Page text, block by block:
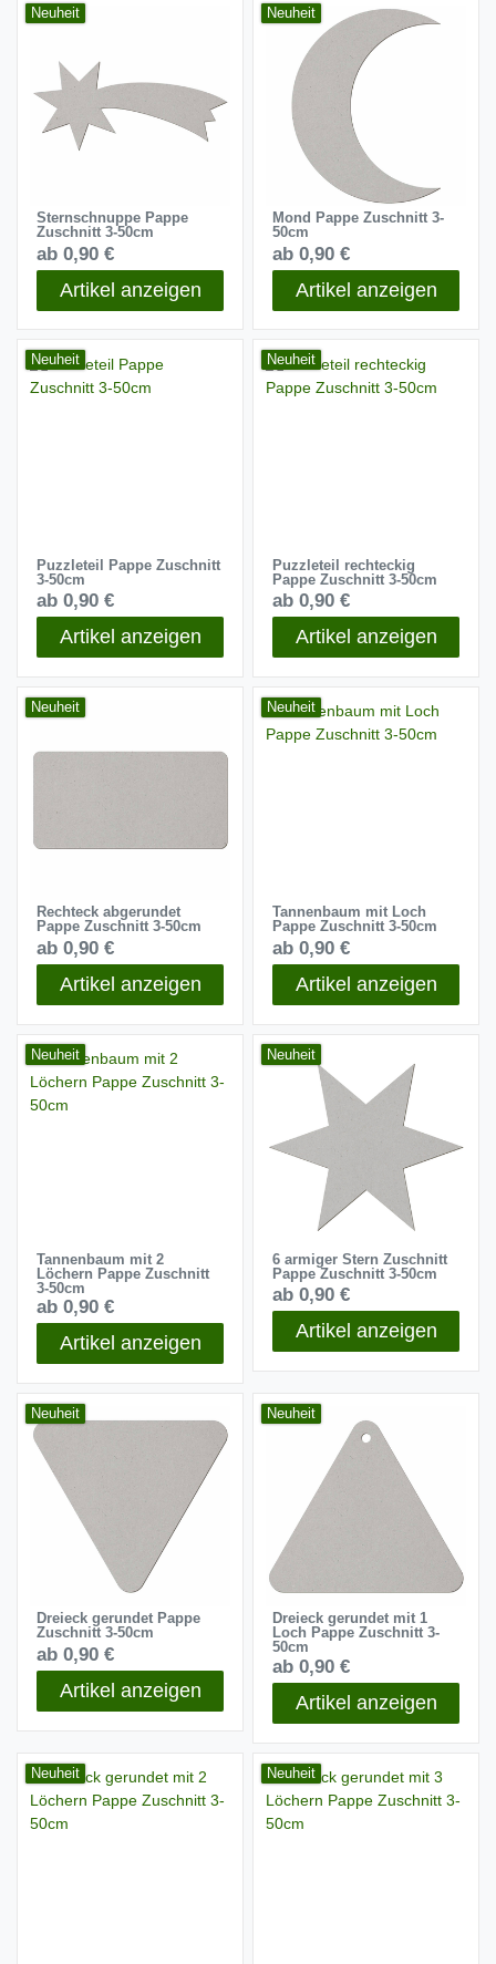
Neuheit
Sternschnuppe Pappe
Zuschnitt 3-50cm
ab 0,90 €
Artikel anzeigen
Neuheit
Mond Pappe Zuschnitt 3-
50cm
ab 0,90 €
Artikel anzeigen
Neuheit
Puzzleteil Pappe Zuschnitt
3-50cm
ab 0,90 €
Artikel anzeigen
Neuheit
Puzzleteil rechteckig
Pappe Zuschnitt 3-50cm
ab 0,90 €
Artikel anzeigen
Neuheit
Rechteck abgerundet
Pappe Zuschnitt 3-50cm
ab 0,90 €
Artikel anzeigen
Neuheit
Tannenbaum mit Loch
Pappe Zuschnitt 3-50cm
ab 0,90 €
Artikel anzeigen
Neuheit
Tannenbaum mit 2
Löchern Pappe Zuschnitt
3-50cm
ab 0,90 €
Artikel anzeigen
Neuheit
6 armiger Stern Zuschnitt
Pappe Zuschnitt 3-50cm
ab 0,90 €
Artikel anzeigen
Neuheit
Dreieck gerundet Pappe
Zuschnitt 3-50cm
ab 0,90 €
Artikel anzeigen
Neuheit
Dreieck gerundet mit 1
Loch Pappe Zuschnitt 3-
50cm
ab 0,90 €
Artikel anzeigen
Neuheit Neuheit